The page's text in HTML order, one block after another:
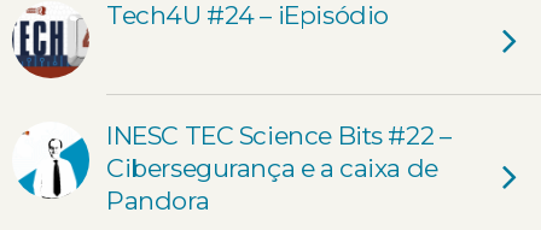
Tech4U #24 – iEpisódio
INESC TEC Science Bits #22 –
Cibersegurança e a caixa de
Pandora